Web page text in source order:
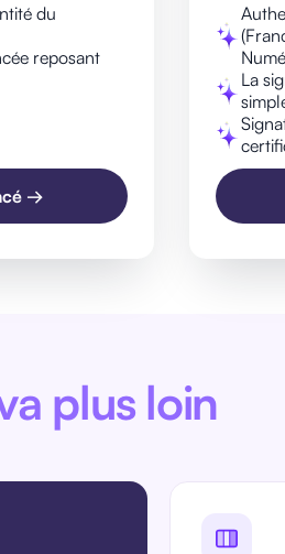
du
reposant
→
La
plus loin